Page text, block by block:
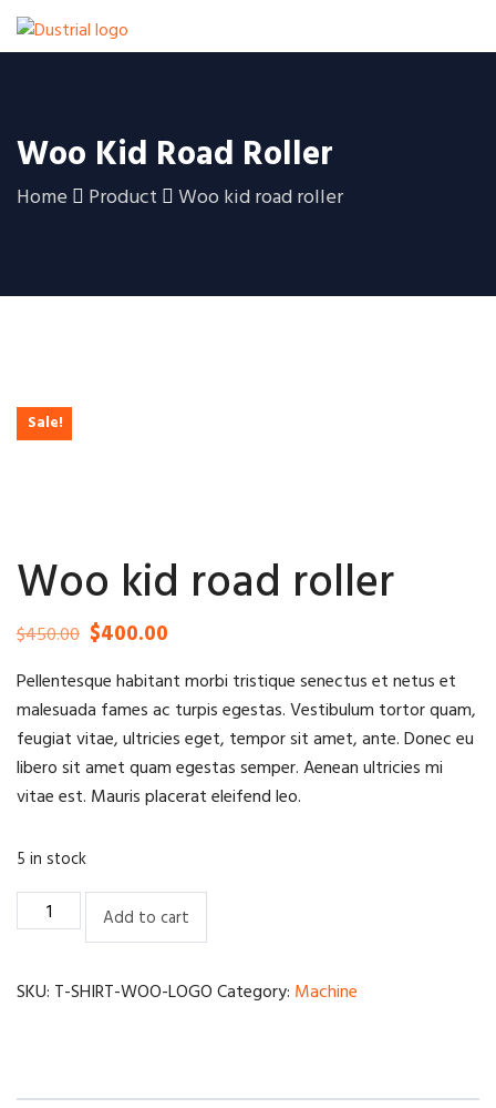
Woo Kid Road Roller
Home Product Woo kid road roller
Sale!
Woo kid road roller
$450.00 Original
was:
$450.00.
$400.00
is:
$400.00.
Pellentesque habitant morbi tristique senectus et netus et
malesuada fames ac turpis egestas. Vestibulum tortor quam,
feugiat vitae, ultricies eget, tempor sit amet, ante. Donec eu
libero sit amet quam egestas semper. Aenean ultricies mi
vitae est. Mauris placerat eleifend leo.
5 in stock
Woo
kid
roller
Add to cart
SKU: T-SHIRT-WOO-LOGOCategory: Machine